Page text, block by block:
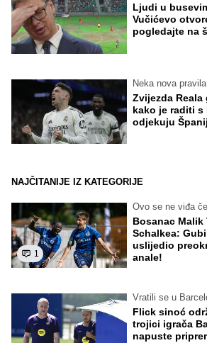
Ljudi u
Vučićevo
pogledajte na
Neka nova pravila
Zvijezda
kako je raditi s
odjekuju
NAJČITANIJE IZ KATEGORIJE
1
Ovo se ne viđa
Bosanac
Schalkea:
uslijedio
anale!
Vratili se u
Flick sinoć
trojici igrača
napuste